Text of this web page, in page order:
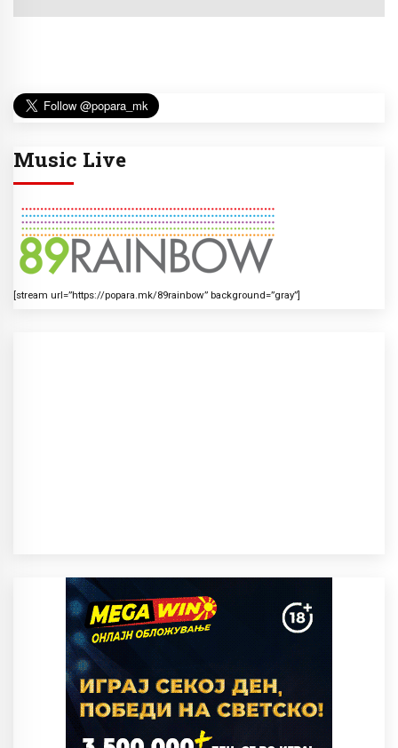
Music Live
[stream url=”https://popara.mk/89rainbow” background=”gray”]